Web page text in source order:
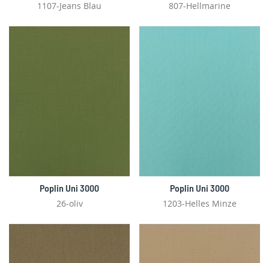
1107-Jeans Blau
807-Hellmarine
Poplin Uni 3000
26-oliv
Poplin Uni 3000
1203-Helles Minze